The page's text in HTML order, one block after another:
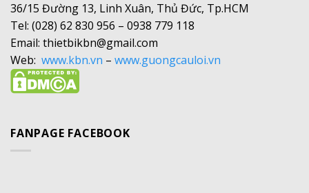
36/15 Đường 13, Linh Xuân, Thủ Đức, Tp.HCM
Tel: (028) 62 830 956 – 0938 779 118
Email: thietbikbn@gmail.com
Web: www.kbn.vn – www.guongcauloi.vn
FANPAGE FACEBOOK